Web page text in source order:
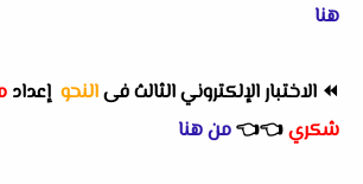
هنا
⏪ الاختبار الإلكتروني الثالث فىالنحو إعداد
شكري👈
👈من هنا